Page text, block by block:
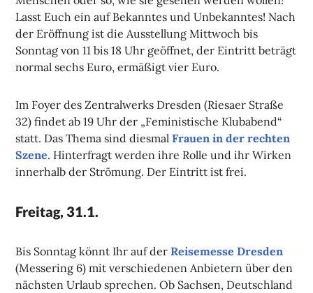
Lasst Euch ein auf Bekanntes und Unbekanntes! Nach
der Eröffnung ist die Ausstellung Mittwoch bis
Sonntag von 11 bis 18 Uhr geöffnet, der Eintritt beträgt
normal sechs Euro, ermäßigt vier Euro.
Im Foyer des Zentralwerks Dresden (Riesaer Straße
32) findet ab 19 Uhr der „Feministische Klubabend“
statt. Das Thema sind diesmalFrauen in der rechten
Szene. Hinterfragt werden ihre Rolle und ihr Wirken
innerhalb der Strömung. Der Eintritt ist frei.
Freitag, 31.1.
Bis Sonntag könnt Ihr auf derReisemesse Dresden
(Messering 6) mit verschiedenen Anbietern über den
nächsten Urlaub sprechen. Ob Sachsen, Deutschland